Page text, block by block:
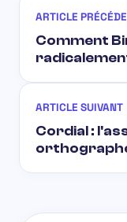
ARTICLE
Comment
ARTICLE SUIVANT
Cordial :